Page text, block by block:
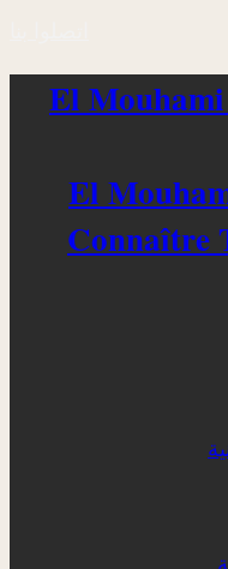
El
Connaître